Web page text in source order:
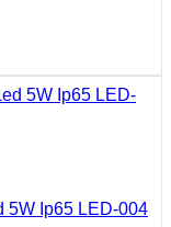
5W Ip65 LED-004